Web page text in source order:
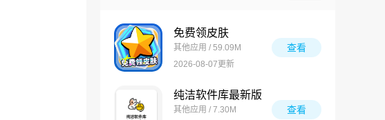
免费领皮肤
其他应用 / 59.09M
2026-08-07更新
查看
纯洁软件库最新版
其他应用 / 7.30M
查看